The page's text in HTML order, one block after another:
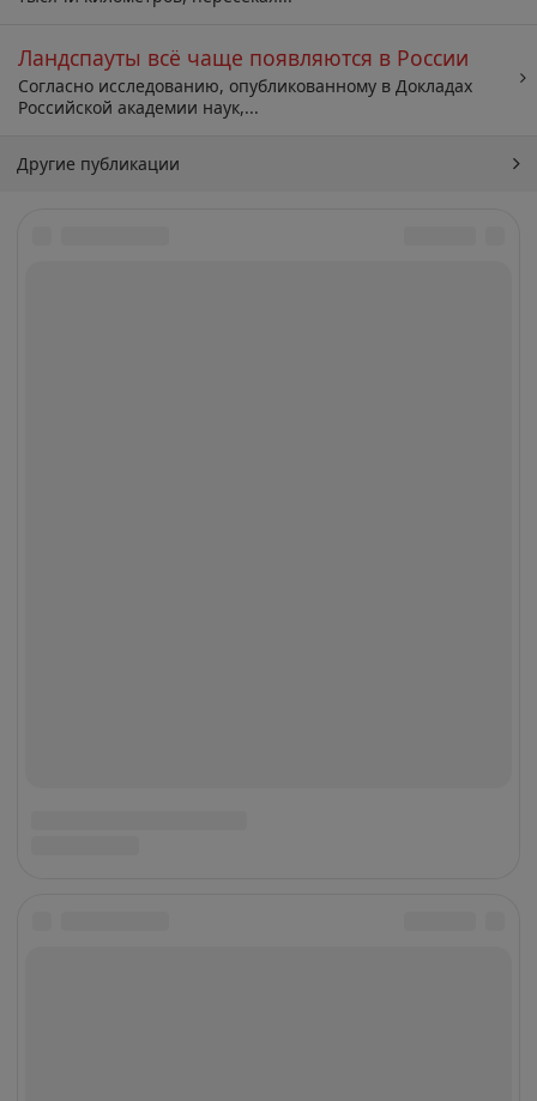
Ландспауты всё чаще появляются в России
Согласно исследованию, опубликованному в Докладах
Российской академии наук,...
Другие публикации